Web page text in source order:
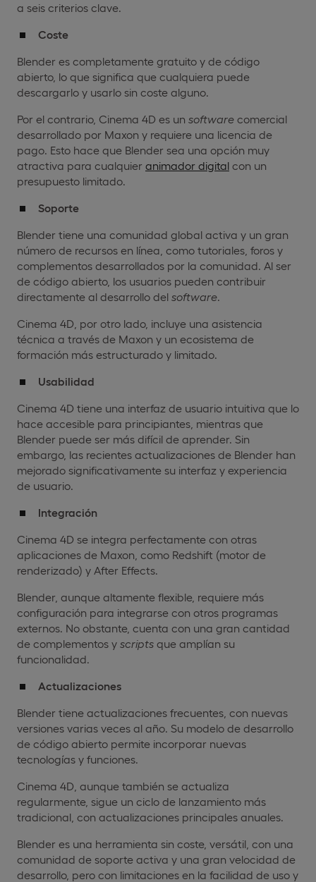
a seis criterios clave.
Coste
Blender es completamente gratuito y de código
abierto, lo que significa que cualquiera puede
descargarlo y usarlo sin coste alguno.
Por el contrario, Cinema 4D es un software comercial
desarrollado por Maxon y requiere una licencia de
pago. Esto hace que Blender sea una opción muy
atractiva para cualquier animador digital con un
presupuesto limitado.
Soporte
Blender tiene una comunidad global activa y un gran
número de recursos en línea, como tutoriales, foros y
complementos desarrollados por la comunidad. Al ser
de código abierto, los usuarios pueden contribuir
directamente al desarrollo del software
Cinema 4D, por otro lado, incluye una asistencia
técnica a través de Maxon y un ecosistema de
formación más estructurado y limitado.
Usabilidad
Cinema 4D tiene una interfaz de usuario intuitiva que lo
hace accesible para principiantes, mientras que
Blender puede ser más difícil de aprender. Sin
embargo, las recientes actualizaciones de Blender han
mejorado significativamente su interfaz y experiencia
de usuario.
Integración
Cinema 4D se integra perfectamente con otras
aplicaciones de Maxon, como Redshift (motor de
renderizado) y After Effects.
Blender, aunque altamente flexible, requiere más
configuración para integrarse con otros programas
externos. No obstante, cuenta con una gran cantidad
de complementos y scripts que amplían su
funcionalidad.
Actualizaciones
Blender tiene actualizaciones frecuentes, con nuevas
versiones varias veces al año. Su modelo de desarrollo
de código abierto permite incorporar nuevas
tecnologías y funciones.
Cinema 4D, aunque también se actualiza
regularmente, sigue un ciclo de lanzamiento más
tradicional, con actualizaciones principales anuales.
Blender es una herramienta sin coste, versátil, con una
comunidad de soporte activa y una gran velocidad de
desarrollo, pero con limitaciones en la facilidad de uso y